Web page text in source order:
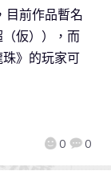
0 0
目前作品暫名
仮）），而
》的玩家可